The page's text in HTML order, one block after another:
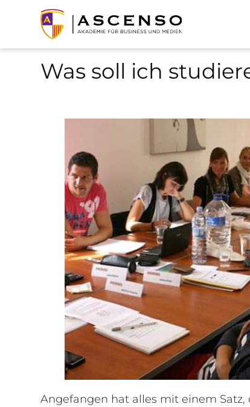
Was soll ich
Angefangen hat alles mit einem Satz,